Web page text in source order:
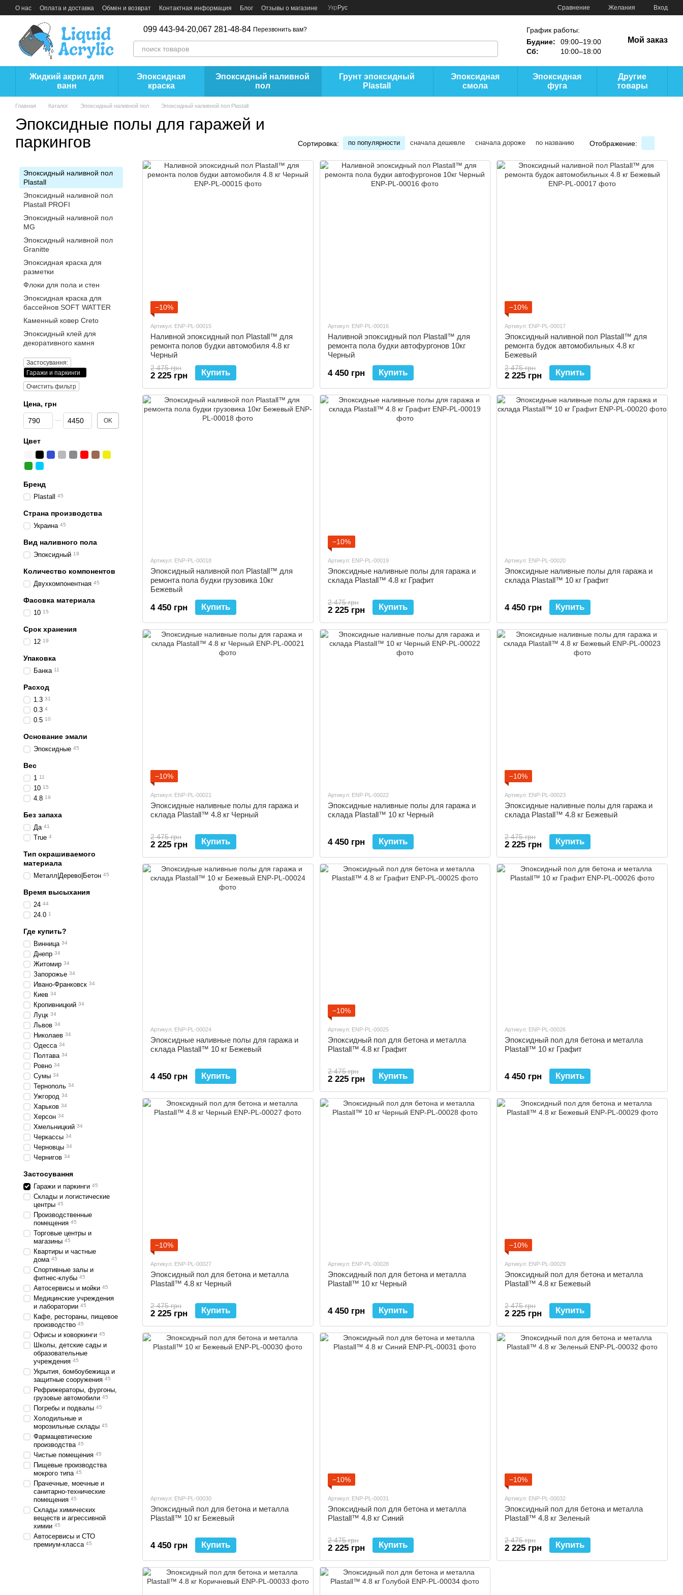
Перейти к основному контенту
О нас Оплата и доставка Обмен и возврат Контактная информация Блог Отзывы о магазине Укр Рус Сравнение Желания Вход
099 443-94-20,067 281-48-84 Перезвонить вам?
График работы:
Будние:
09:00–19:00
Сб:
10:00–18:00
Мой заказ
Жидкий акрил для
ванн
Эпоксидная
краска
Эпоксидный наливной
пол
Грунт эпоксидный
Plastall
Эпоксидная
смола
Эпоксидная
фуга
Другие
товары
Главная Каталог Эпоксидный наливной пол Эпоксидный наливной пол Plastall
Эпоксидные полы для гаражей и
паркингов
Сортировка: по популярности сначала дешевле сначала дороже по названию Отображение:
−10%
Артикул: ENP-PL-00015
Наливной эпоксидный пол Plastall™ для
ремонта полов будки автомобиля 4.8 кг
Черный
2 475 грн
2 225 грн Купить
Артикул: ENP-PL-00016
Наливной эпоксидный пол Plastall™ для
ремонта пола будки автофургонов 10кг
Черный
4 450 грн Купить
−10%
Артикул: ENP-PL-00017
Эпоксидный наливной пол Plastall™ для
ремонта будок автомобильных 4.8 кг
Бежевый
2 475 грн
2 225 грн Купить
Артикул: ENP-PL-00018
Эпоксидный наливной пол Plastall™ для
ремонта пола будки грузовика 10кг
Бежевый
4 450 грн Купить
−10%
Артикул: ENP-PL-00019
Эпоксидные наливные полы для гаража и
склада Plastall™ 4.8 кг Графит
2 475 грн
2 225 грн Купить
Артикул: ENP-PL-00020
Эпоксидные наливные полы для гаража и
склада Plastall™ 10 кг Графит
4 450 грн Купить
−10%
Артикул: ENP-PL-00021
Эпоксидные наливные полы для гаража и
склада Plastall™ 4.8 кг Черный
2 475 грн
2 225 грн Купить
Артикул: ENP-PL-00022
Эпоксидные наливные полы для гаража и
склада Plastall™ 10 кг Черный
4 450 грн Купить
−10%
Артикул: ENP-PL-00023
Эпоксидные наливные полы для гаража и
склада Plastall™ 4.8 кг Бежевый
2 475 грн
2 225 грн Купить
Артикул: ENP-PL-00024
Эпоксидные наливные полы для гаража и
склада Plastall™ 10 кг Бежевый
4 450 грн Купить
−10%
Артикул: ENP-PL-00025
Эпоксидный пол для бетона и металла
Plastall™ 4.8 кг Графит
2 475 грн
2 225 грн Купить
Артикул: ENP-PL-00026
Эпоксидный пол для бетона и металла
Plastall™ 10 кг Графит
4 450 грн Купить
−10%
Артикул: ENP-PL-00027
Эпоксидный пол для бетона и металла
Plastall™ 4.8 кг Черный
2 475 грн
2 225 грн Купить
Артикул: ENP-PL-00028
Эпоксидный пол для бетона и металла
Plastall™ 10 кг Черный
4 450 грн Купить
−10%
Артикул: ENP-PL-00029
Эпоксидный пол для бетона и металла
Plastall™ 4.8 кг Бежевый
2 475 грн
2 225 грн Купить
Артикул: ENP-PL-00030
Эпоксидный пол для бетона и металла
Plastall™ 10 кг Бежевый
4 450 грн Купить
−10%
Артикул: ENP-PL-00031
Эпоксидный пол для бетона и металла
Plastall™ 4.8 кг Синий
2 475 грн
2 225 грн Купить
−10%
Артикул: ENP-PL-00032
Эпоксидный пол для бетона и металла
Plastall™ 4.8 кг Зеленый
2 475 грн
2 225 грн Купить
Эпоксидный наливной пол
Plastall
Эпоксидный наливной пол
Plastall PROFI
Эпоксидный наливной пол
MG
Эпоксидный наливной пол
Granitte
Эпоксидная краска для
разметки
Флоки для пола и стен
Эпоксидная краска для
бассейнов SOFT WATTER
Каменный ковер Creto
Эпоксидный клей для
декоративного камня
Застосування:
Гаражи и паркинги
Очистить фильтр
Цена, грн
От Цена, грн
До Цена, грн OK
Цвет
Бренд
Plastall 45
Страна производства
Украина 45
Вид наливного пола
Эпоксидный 19
Количество компонентов
Двухкомпонентная 45
Фасовка материала
10 15
Срок хранения
12 19
Упаковка
Банка 11
Расход
1.3 31
0.3 4
0.5 10
Основание эмали
Эпоксидные 45
Вес
1 11
10 15
4.8 19
Без запаха
Да 41
True 4
Тип окрашиваемого
материала
Металл|Дерево|Бетон 45
Время высыхания
24 44
24.0 1
Где купить?
Винница 34
Днепр 34
Житомир 34
Запорожье 34
Ивано-Франковск 34
Киев 34
Кропивницкий 34
Луцк 34
Львов 34
Николаев 34
Одесса 34
Полтава 34
Ровно 34
Сумы 34
Тернополь 34
Ужгород 34
Харьков 34
Херсон 34
Хмельницкий 34
Черкассы 34
Черновцы 34
Чернигов 34
Застосування
Гаражи и паркинги 45
Склады и логистические
центры 45
Производственные
помещения 45
Торговые центры и
магазины 45
Квартиры и частные
дома 45
Спортивные залы и
фитнес-клубы 45
Автосервисы и мойки 45
Медицинские учреждения
и лаборатории 45
Кафе, рестораны, пищевое
производство 45
Офисы и коворкинги 45
Школы, детские сады и
образовательные
учреждения 45
Укрытия, бомбоубежища и
защитные сооружения 45
Рефрижераторы, фургоны,
грузовые автомобили 45
Погребы и подвалы 45
Холодильные и
морозильные склады 45
Фармацевтические
производства 45
Чистые помещения 45
Пищевые производства
мокрого типа 45
Прачечные, моечные и
санитарно-технические
помещения 45
Склады химических
веществ и агрессивной
химии 45
Автосервисы и СТО
премиум-класса 45